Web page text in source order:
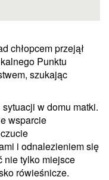
chłopcem przejął
Punktu
szukając
w domu matki.
wsparcie
i odnalezieniem się
nie tylko miejsce
rówieśnicze.